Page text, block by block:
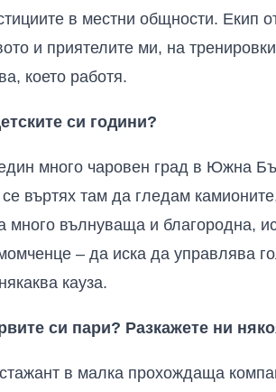
в местни общности. Екип
и приятелите ми, на
което работя.
си години?
много чаровен град в Южна
въртях там да гледам
много вълнуваща и благородна,
– да иска да управлява
кауза.
си пари? Разкажете ни
в малка прохождаща